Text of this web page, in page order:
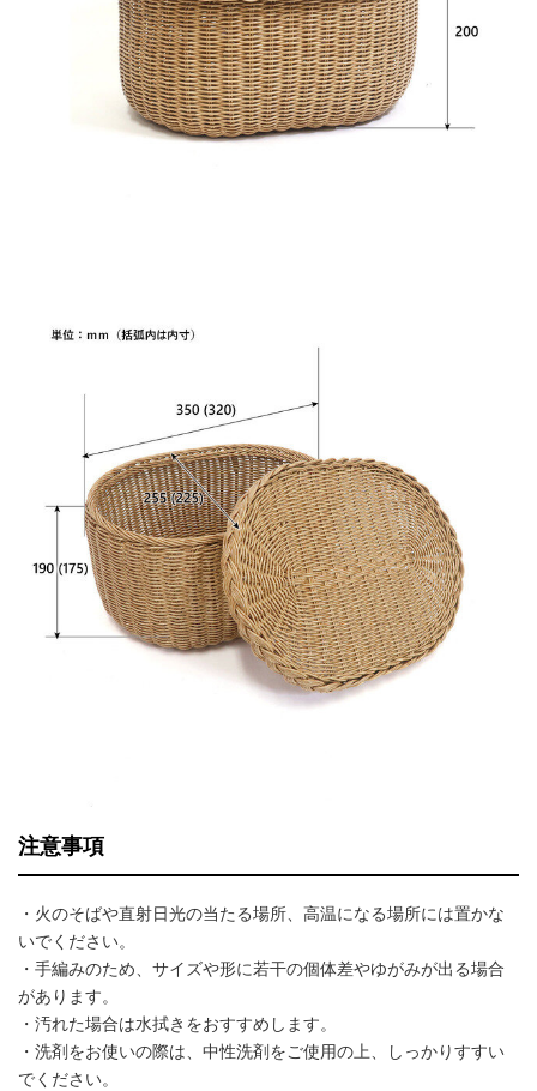
注意事項
・火のそばや直射日光の当たる場所、高温になる場所には置かな
いでください。
・手編みのため、サイズや形に若干の個体差やゆがみが出る場合
があります。
・汚れた場合は水拭きをおすすめします。
・洗剤をお使いの際は、中性洗剤をご使用の上、しっかりすすい
でください。